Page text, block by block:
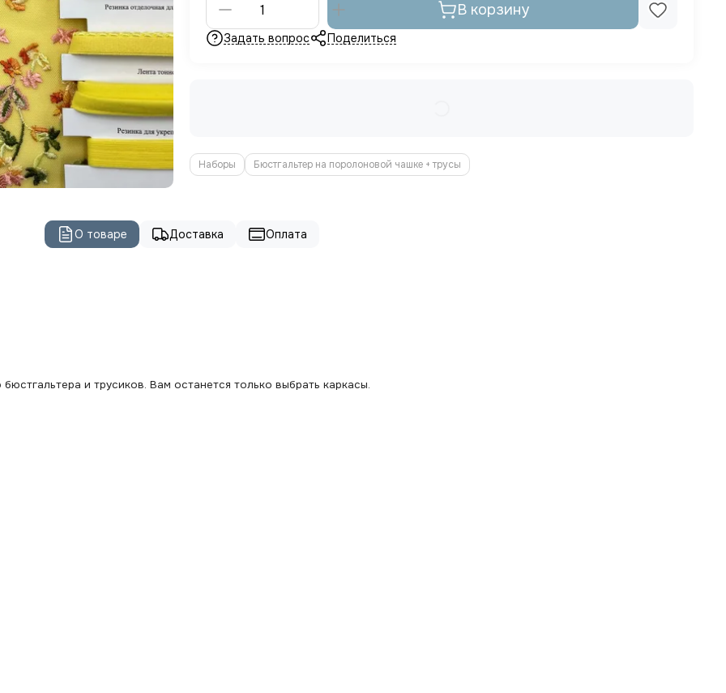
В корзину
Задать вопрос Поделиться
Наборы Бюстгальтер на поролоновой чашке + трусы
О товаре Доставка Оплата
и трусиков. Вам останется только выбрать каркасы.